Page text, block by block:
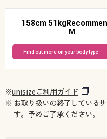
158cm
M
Find out more on your body type
※unisizeご利用ガイド
※ お取り扱いの終了している
す。予めご了承ください。